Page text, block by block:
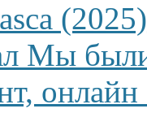
Мы
онлайн